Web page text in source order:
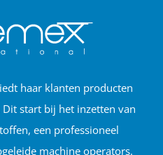
haar klanten producten
start bij het inzetten van
een professioneel
machine operators.